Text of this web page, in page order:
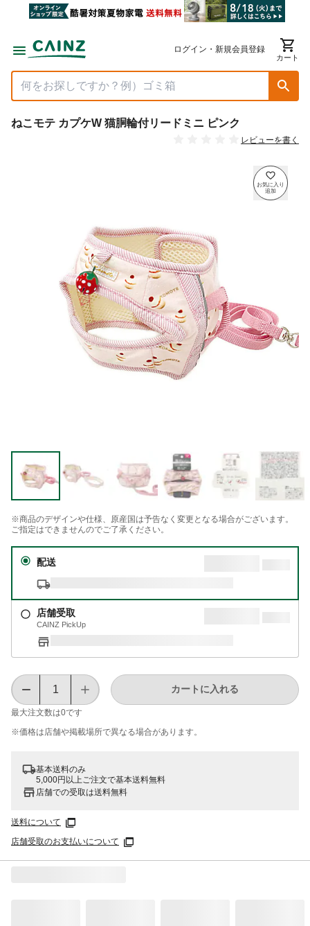
ログイン・新規会員登録
カート
ねこモテ カプケW 猫胴輪付リードミニ ピンク
レビューを書く
※商品のデザインや仕様、原産国は予告なく変更となる場合がございます。
ご指定はできませんのでご了承ください。
配送
店舗受取
CAINZ PickUp
最大注文数は0です
カートに入れる
※価格は​店舗や​掲載場所で​異なる​場合が​あります。
基本送料のみ
5,000円以上ご注文で基本送料無料
店舗での受取は送料無料
送料について
店舗受取のお支払いについて